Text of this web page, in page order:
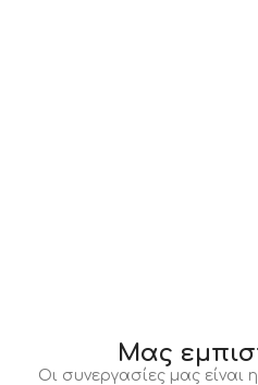
Μας
Οι συνεργασίες μας είναι